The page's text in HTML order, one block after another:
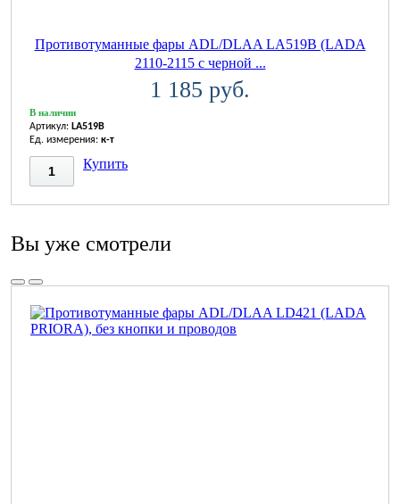
Противотуманные фары ADL/DLAA LA519B (LADA
2110-2115 с черной ...
1 185 руб.
В наличии
Артикул: LA519B
Ед. измерения: к-т
Купить
Вы уже смотрели